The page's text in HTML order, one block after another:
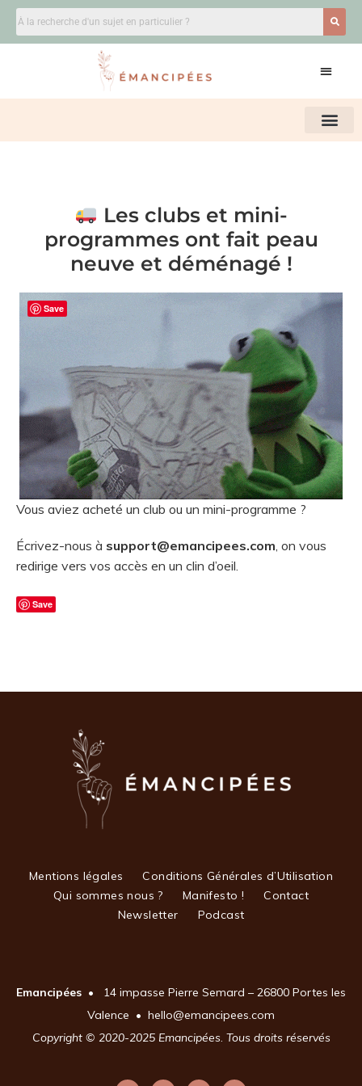
Les clubs et mini-
programmes ont fait peau
neuve et déménagé !
Vous aviez acheté un club ou un mini-programme ?
Écrivez-nous à support@emancipees.com, on vous
redirige vers vos accès en un clin d’oeil.
Save
Mentions légales
Conditions Générales d’Utilisation
Qui sommes nous ?
Manifesto !
Contact
Newsletter
Podcast
Emancipées • 14 impasse Pierre Semard – 26800 Portes les
Valence • hello@emancipees.com
Copyright © 2020-2025 Emancipées. Tous droits réservés
Save